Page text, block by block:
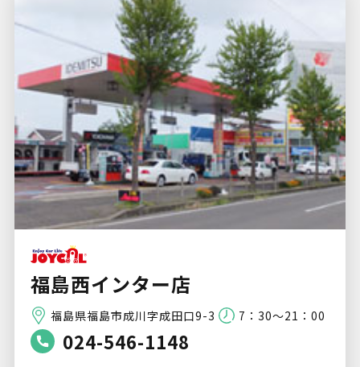
福島西インター店
福島県福島市成川字成田口9-3 7：30～21：00
024-546-1148